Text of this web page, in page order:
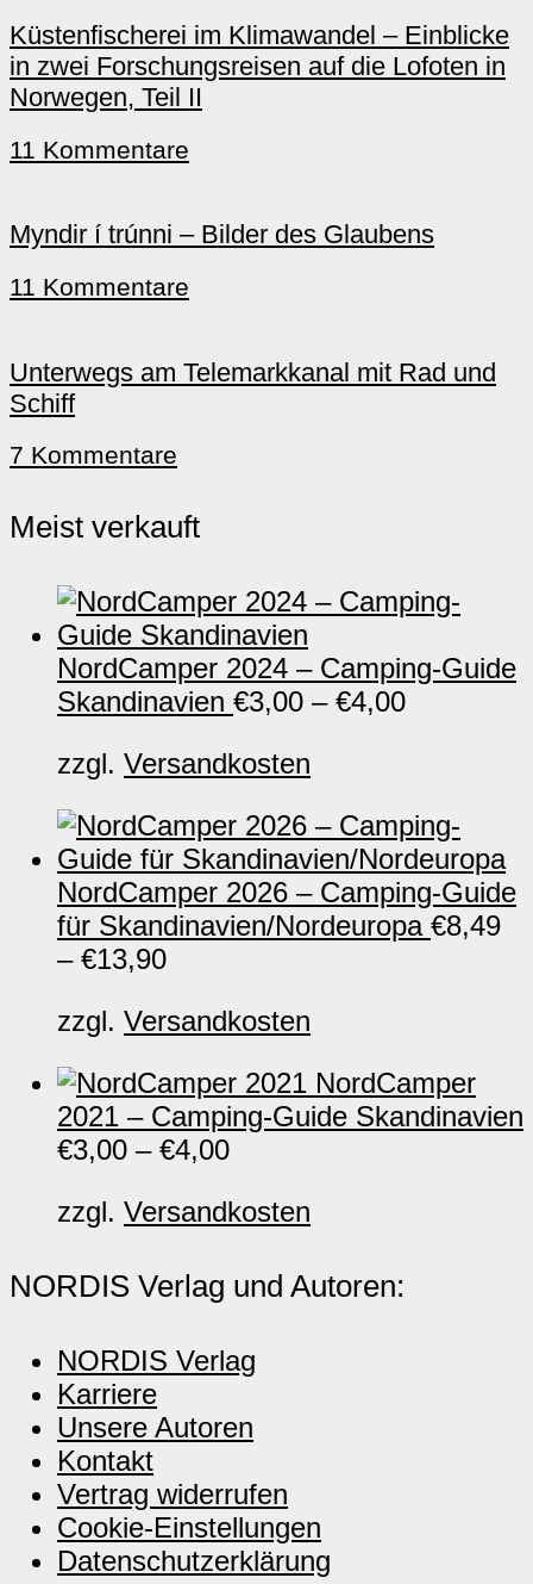
Küstenfischerei im Klimawandel – Einblicke
in zwei Forschungsreisen auf die Lofoten in
Norwegen, Teil II
11 Kommentare
Myndir í trúnni – Bilder des Glaubens
11 Kommentare
Unterwegs am Telemarkkanal mit Rad und
Schiff
7 Kommentare
Meist verkauft
NordCamper 2024 – Camping-Guide
Skandinavien €3,00 – €4,00
zzgl. Versandkosten
NordCamper 2026 – Camping-Guide
für Skandinavien/Nordeuropa €8,49
– €13,90
zzgl. Versandkosten
NordCamper
2021 – Camping-Guide Skandinavien
€3,00 – €4,00
zzgl. Versandkosten
NORDIS Verlag und Autoren:
NORDIS Verlag
Karriere
Unsere Autoren
Kontakt
Vertrag widerrufen
Cookie-Einstellungen
Datenschutzerklärung